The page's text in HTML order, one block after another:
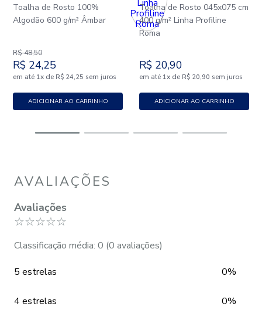
Toalha de Rosto 100%
Algodão 600 g/m² Âmbar
R$48,50
R$ 24,25
em até 1x de R$ 24,25 sem juros
ADICIONAR AO CARRINHO
Toalha de Rosto 045x075 cm
400 g/m² Linha Profiline
Roma
R$ 20,90
em até 1x de R$ 20,90 sem juros
ADICIONAR AO CARRINHO
AVALIAÇÕES
Avaliações
☆☆☆☆☆
Classificação média: 0 (0 avaliações)
5 estrelas 0%
4 estrelas 0%